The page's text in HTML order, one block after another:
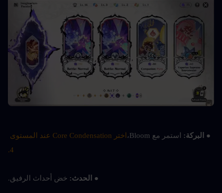
● البركة: استمر مع Bloom،
4.
● الحدث: خض أحداث الرفيق.